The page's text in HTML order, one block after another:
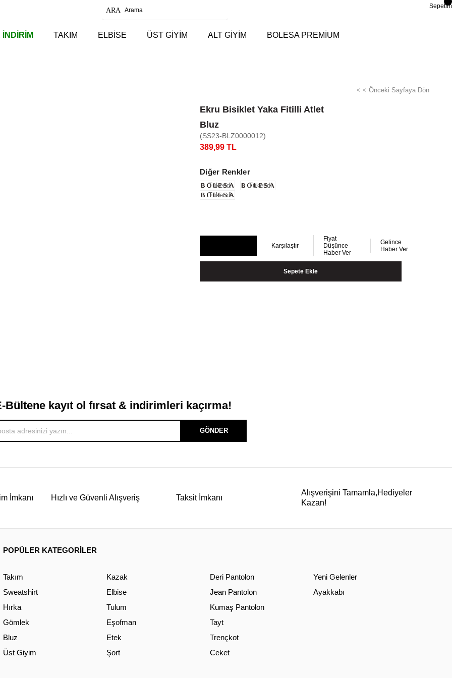
Sepetim
TAKIM ELBİSE ÜST GİYİM ALT GİYİM BOLESA PREMİUM
< < Önceki Sayfaya Dön
Ekru Bisiklet Yaka Fitilli Atlet
Bluz
(SS23-BLZ0000012)
389,99 TL
Diğer Renkler
Tükendi
Tükendi
Tükendi
Karşılaştır
Fiyat
Düşünce
Haber Ver
Gelince
Haber Ver
Bültene kayıt ol fırsat & indirimleri kaçırma!
GÖNDER
İmkanı Hızlı ve Güvenli Alışveriş Taksit İmkanı
Alışverişini Tamamla,Hediyeler
Kazan!
POPÜLER KATEGORİLER
Takım
Sweatshirt
Hırka
Gömlek
Bluz
Üst Giyim
Kazak
Elbise
Tulum
Eşofman
Etek
Şort
Deri Pantolon
Jean Pantolon
Kumaş Pantolon
Tayt
Trençkot
Ceket
Yeni Gelenler
Ayakkabı